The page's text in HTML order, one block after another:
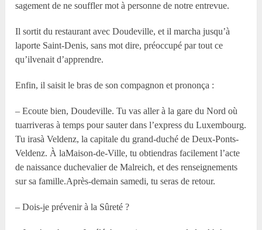
sagement de ne souffler mot à personne de notre entrevue.
Il sortit du restaurant avec Doudeville, et il marcha jusqu’à
laporte Saint-Denis, sans mot dire, préoccupé par tout ce
qu’ilvenait d’apprendre.
Enfin, il saisit le bras de son compagnon et prononça :
– Ecoute bien, Doudeville. Tu vas aller à la gare du Nord où
tuarriveras à temps pour sauter dans l’express du Luxembourg.
Tu irasà Veldenz, la capitale du grand-duché de Deux-Ponts-
Veldenz. À laMaison-de-Ville, tu obtiendras facilement l’acte
de naissance duchevalier de Malreich, et des renseignements
sur sa famille.Après-demain samedi, tu seras de retour.
– Dois-je prévenir à la Sûreté ?